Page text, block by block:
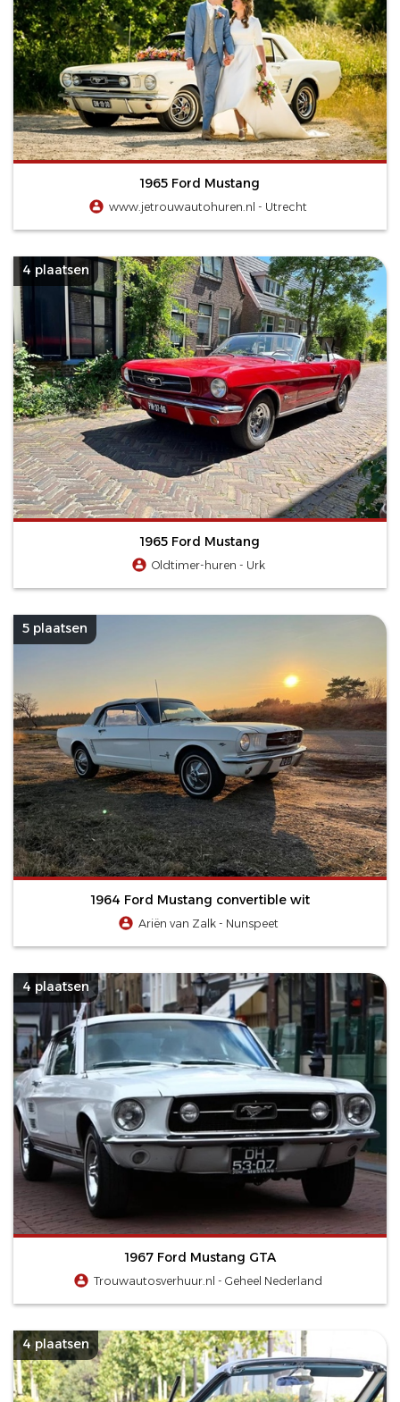
1965 Ford Mustang
www.jetrouwautohuren.nl - Utrecht
4 plaatsen
1965 Ford Mustang
Oldtimer-huren - Urk
5 plaatsen
1964 Ford Mustang convertible wit
Ariën van Zalk - Nunspeet
4 plaatsen
1967 Ford Mustang GTA
Trouwautosverhuur.nl - Geheel Nederland
4 plaatsen